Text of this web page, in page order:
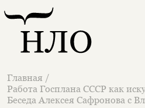
Главная /
Работа Госплана СССР как
Беседа Алексея Сафронова с